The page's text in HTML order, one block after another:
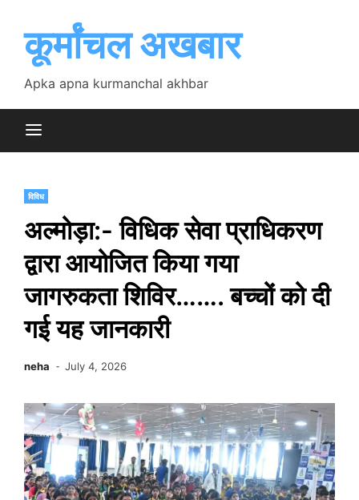
contentकूर्मांचल अखबार
Apka apna kurmanchal akhbar
विविध
अल्मोड़ा:- विधिक सेवा प्राधिकरण
द्वारा आयोजित किया गया
जागरुकता शिविर……. बच्चों को दी
गई यह जानकारी
neha July 4, 2026